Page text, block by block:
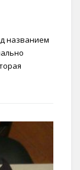
названием